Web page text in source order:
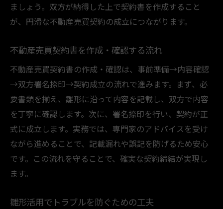
ましょう。双方が納得した上で契約書を作成すること
が、円滑な不動産売買契約の成立につながります。
不動産売買契約書を作成・確認する流れ
不動産売買契約書の作成・確認は、事前準備→内容確認
→双方署名捺印→契約成立の流れで進みます。まず、必
要書類を揃え、雛形に沿って内容を記載し、双方で内容
を丁寧に確認します。次に、署名捺印を行い、契約が正
式に成立します。実務では、専門家のアドバイスを受け
ながら進めることで、記載漏れや誤記を防げるため安心
です。この流れを守ることで、確実な契約締結が実現し
ます。
雛形活用でトラブルを防ぐための工夫